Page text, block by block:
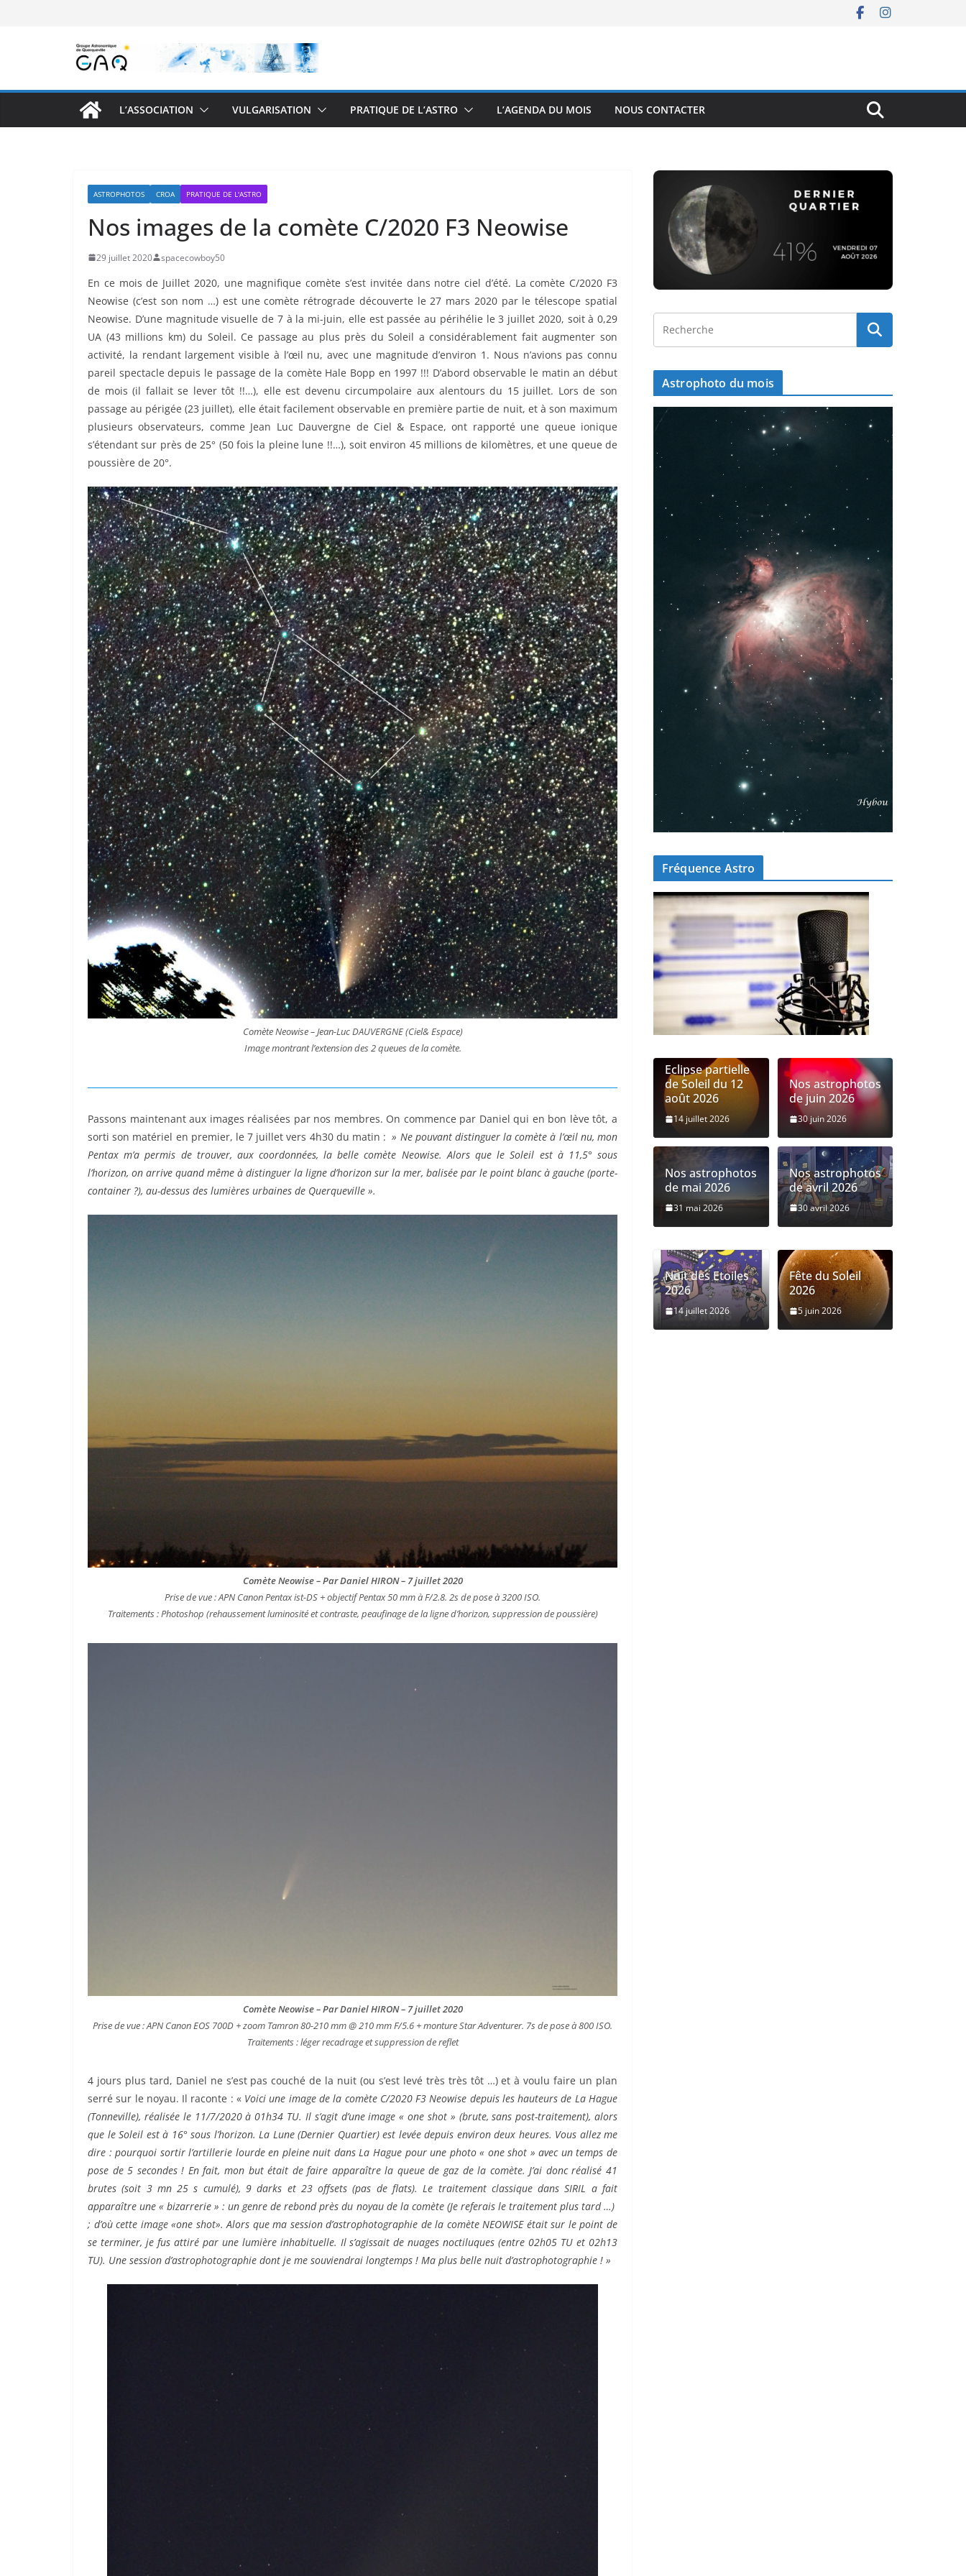
L’ASSOCIATION VULGARISATION PRATIQUE DE L’ASTRO L’AGENDA DU MOIS NOUS CONTACTER
ASTROPHOTOS CROA PRATIQUE DE L'ASTRO
Nos images de la comète C/2020 F3 Neowise
29 juillet 2020 spacecowboy50
En ce mois de Juillet 2020, une magnifique comète s’est invitée dans notre ciel d’été. La comète C/2020 F3
Neowise (c’est son nom …) est une comète rétrograde découverte le 27 mars 2020 par le télescope spatial
Neowise. D’une magnitude visuelle de 7 à la mi-juin, elle est passée au périhélie le 3 juillet 2020, soit à 0,29
UA (43 millions km) du Soleil. Ce passage au plus près du Soleil a considérablement fait augmenter son
activité, la rendant largement visible à l’œil nu, avec une magnitude d’environ 1. Nous n’avions pas connu
pareil spectacle depuis le passage de la comète Hale Bopp en 1997 !!! D’abord observable le matin an début
de mois (il fallait se lever tôt !!…), elle est devenu circumpolaire aux alentours du 15 juillet. Lors de son
passage au périgée (23 juillet), elle était facilement observable en première partie de nuit, et à son maximum
plusieurs observateurs, comme Jean Luc Dauvergne de Ciel & Espace, ont rapporté une queue ionique
s’étendant sur près de 25° (50 fois la pleine lune !!…), soit environ 45 millions de kilomètres, et une queue de
poussière de 20°.
Comète Neowise – Jean-Luc DAUVERGNE (Ciel& Espace)
Image montrant l’extension des 2 queues de la comète.
Passons maintenant aux images réalisées par nos membres. On commence par Daniel qui en bon lève tôt, a
sorti son matériel en premier, le 7 juillet vers 4h30 du matin : » Ne pouvant distinguer la comète à l’œil nu, mon
Pentax m’a permis de trouver, aux coordonnées, la belle comète Neowise. Alors que le Soleil est à 11,5° sous
l’horizon, on arrive quand même à distinguer la ligne d’horizon sur la mer, balisée par le point blanc à gauche (porte-
container ?), au-dessus des lumières urbaines de Querqueville ».
Comète Neowise – Par Daniel HIRON – 7 juillet 2020
Prise de vue : APN Canon Pentax ist-DS + objectif Pentax 50 mm à F/2.8. 2s de pose à 3200 ISO.
Traitements : Photoshop (rehaussement luminosité et contraste, peaufinage de la ligne d’horizon, suppression de poussière)
Comète Neowise – Par Daniel HIRON – 7 juillet 2020
Prise de vue : APN Canon EOS 700D + zoom Tamron 80-210 mm @ 210 mm F/5.6 + monture Star Adventurer. 7s de pose à 800 ISO.
Traitements : léger recadrage et suppression de reflet
4 jours plus tard, Daniel ne s’est pas couché de la nuit (ou s’est levé très très tôt …) et à voulu faire un plan
serré sur le noyau. Il raconte : « Voici une image de la comète C/2020 F3 Neowise depuis les hauteurs de La Hague
(Tonneville), réalisée le 11/7/2020 à 01h34 TU. Il s’agit d’une image « one shot » (brute, sans post-traitement), alors
que le Soleil est à 16° sous l’horizon. La Lune (Dernier Quartier) est levée depuis environ deux heures. Vous allez me
dire : pourquoi sortir l’artillerie lourde en pleine nuit dans La Hague pour une photo « one shot » avec un temps de
pose de 5 secondes ! En fait, mon but était de faire apparaître la queue de gaz de la comète.J’ai donc réalisé 41
brutes (soit 3 mn 25 s cumulé), 9 darks et 23 offsets (pas de flats).Le traitement classique dans SIRIL a fait
apparaître une « bizarrerie » : un genre de rebond près du noyau de la comète (Je referais le traitement plus tard …)
; d’où cette image «one shot».Alors que ma session d’astrophotographie de la comète NEOWISE était sur le point de
se terminer, je fus attiré par une lumière inhabituelle. Il s’agissait de nuages noctiluques (entre 02h05 TU et 02h13
TU). Une session d’astrophotographie dont je me souviendrai longtemps ! Ma plus belle nuit d’astrophotographie ! »
Astrophoto du mois
Fréquence Astro
Eclipse partielle
de Soleil du 12
août 2026
14 juillet 2026
Nos astrophotos
de juin 2026
30 juin 2026
Nos astrophotos
de mai 2026
31 mai 2026
Nos astrophotos
de avril 2026
30 avril 2026
Nuit des Etoiles
2026
14 juillet 2026
Fête du Soleil
2026
5 juin 2026